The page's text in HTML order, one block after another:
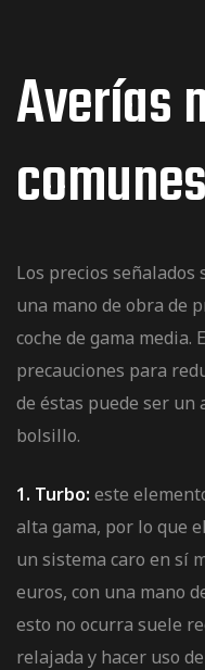
Averías
Los precios señalados
una mano de obra de
coche de gama
precauciones para
de éstas puede ser un
bolsillo.
1. Turbo: este
alta gama, por lo que
un sistema caro en sí
euros, con una mano
esto no ocurra suele
relajada y hacer uso